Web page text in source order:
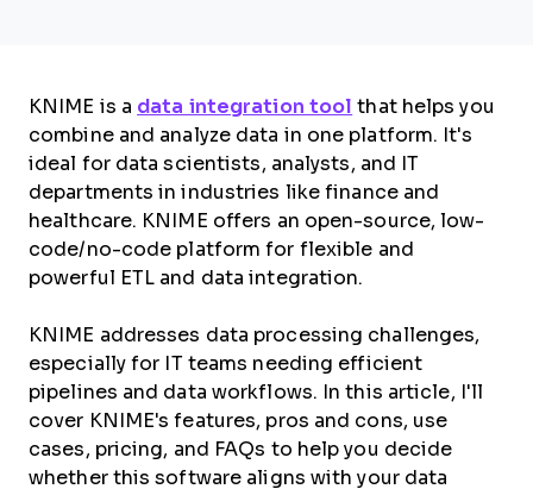
KNIME is a data integration tool that helps you
combine and analyze data in one platform. It's
ideal for data scientists, analysts, and IT
departments in industries like finance and
healthcare. KNIME offers an open-source, low-
code/no-code platform for flexible and
powerful ETL and data integration.
KNIME addresses data processing challenges,
especially for IT teams needing efficient
pipelines and data workflows. In this article, I'll
cover KNIME's features, pros and cons, use
cases, pricing, and FAQs to help you decide
whether this software aligns with your data